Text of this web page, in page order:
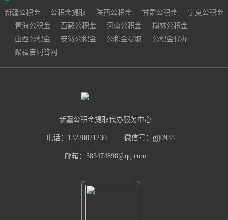
新疆公积金 公积金提取 陕西公积金 甘肃公积金
宁夏公积金
青海公积金
西藏公积金 河南公积金
榆林公积金
山西公积金
安徽公积金 公积金提取
公积金代办
聚福吉问答网
新疆公积金提取代办服务中心
电话：13220071230 微信号：gjj0938
邮箱：383474898@qq.com